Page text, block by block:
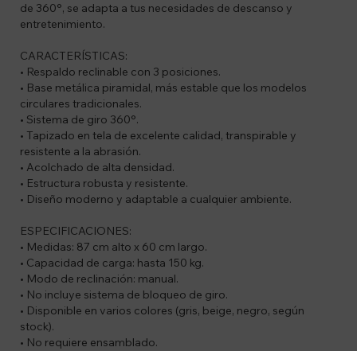
de 360°, se adapta a tus necesidades de descanso y
entretenimiento.
CARACTERÍSTICAS:
• Respaldo reclinable con 3 posiciones.
• Base metálica piramidal, más estable que los modelos
circulares tradicionales.
• Sistema de giro 360°.
• Tapizado en tela de excelente calidad, transpirable y
resistente a la abrasión.
• Acolchado de alta densidad.
• Estructura robusta y resistente.
• Diseño moderno y adaptable a cualquier ambiente.
ESPECIFICACIONES:
• Medidas: 87 cm alto x 60 cm largo.
• Capacidad de carga: hasta 150 kg.
• Modo de reclinación: manual.
• No incluye sistema de bloqueo de giro.
• Disponible en varios colores (gris, beige, negro, según
stock).
• No requiere ensamblado.